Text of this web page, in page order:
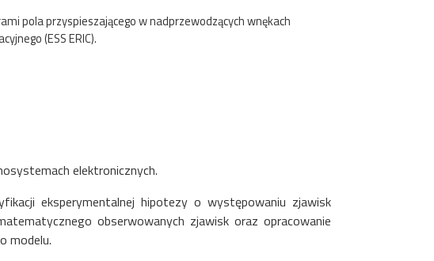
pola przyspieszającego w nadprzewodzących wnękach
(ESS ERIC).
elektronicznych.
eksperymentalnej hipotezy o występowaniu zjawisk
obserwowanych zjawisk oraz opracowanie
modelu.